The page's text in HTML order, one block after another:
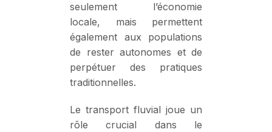
seulement l’économie
locale, mais permettent
également aux populations
de rester autonomes et de
perpétuer des pratiques
traditionnelles.
Le transport fluvial joue un
rôle crucial dans le